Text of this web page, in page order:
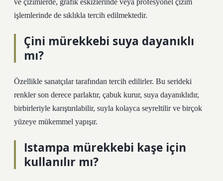
ve çizimlerde, grafik eskizlerinde veya profesyonel çizim
işlemlerinde de sıklıkla tercih edilmektedir.
Çini mürekkebi suya dayanıklı
mı?
Özellikle sanatçılar tarafından tercih edilirler. Bu serideki
renkler son derece parlaktır, çabuk kurur, suya dayanıklıdır,
birbirleriyle karıştırılabilir, suyla kolayca seyreltilir ve birçok
yüzeye mükemmel yapışır.
Istampa mürekkebi kaşe için
kullanılır mı?